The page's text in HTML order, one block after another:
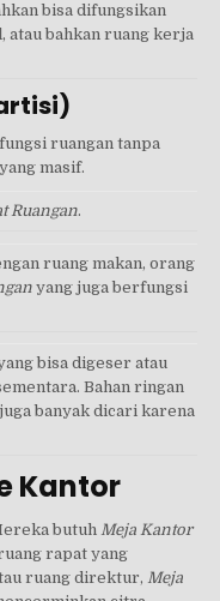
bisa difungsikan
atau bahkan ruang kerja
ruangan tanpa
masif.
Ruangan.
ruang makan, orang
yang juga berfungsi
bisa digeser atau
Bahan ringan
banyak dicari karena
Kantor
butuhMeja Kantor
rapat yang
ruang direktur,Meja